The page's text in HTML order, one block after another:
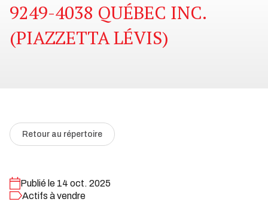
9249-4038 QUÉBEC INC.
(PIAZZETTA LÉVIS)
Retour au répertoire
Publié le 14 oct. 2025
Actifs à vendre